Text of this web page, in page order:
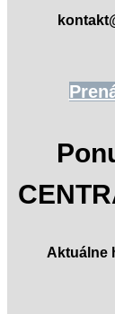
Aktuálne